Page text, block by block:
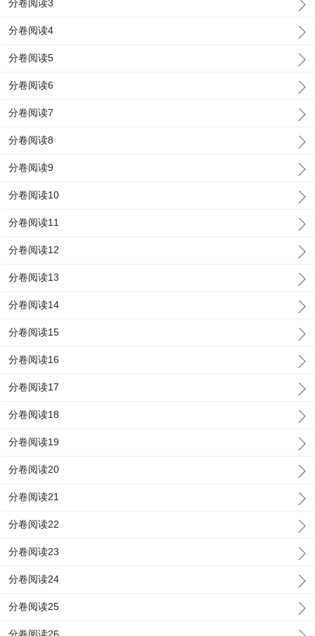
分卷阅读3
分卷阅读4
分卷阅读5
分卷阅读6
分卷阅读7
分卷阅读8
分卷阅读9
分卷阅读10
分卷阅读11
分卷阅读12
分卷阅读13
分卷阅读14
分卷阅读15
分卷阅读16
分卷阅读17
分卷阅读18
分卷阅读19
分卷阅读20
分卷阅读21
分卷阅读22
分卷阅读23
分卷阅读24
分卷阅读25